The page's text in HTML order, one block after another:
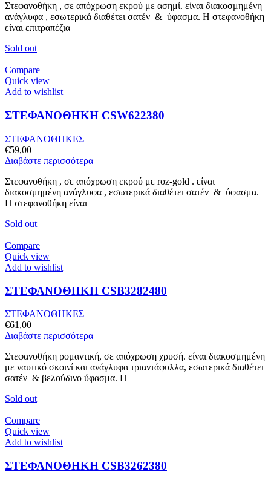
Στεφανοθήκη , σε απόχρωση εκρού με ασημί. είναι διακοσμημένη
ανάγλυφα , εσωτερικά διαθέτει σατέν & ύφασμα. Η στεφανοθήκη
είναι επιτραπέζια
Sold out
Compare
Quick view
Add to wishlist
ΣΤΕΦΑΝΟΘΗΚΗ CSW622380
ΣΤΕΦΑΝΟΘΗΚΕΣ
€59,00
Διαβάστε περισσότερα
Στεφανοθήκη , σε απόχρωση εκρού με roz-gold . είναι
διακοσμημένη ανάγλυφα , εσωτερικά διαθέτει σατέν & ύφασμα.
Η στεφανοθήκη είναι
Sold out
Compare
Quick view
Add to wishlist
ΣΤΕΦΑΝΟΘΗΚΗ CSB3282480
ΣΤΕΦΑΝΟΘΗΚΕΣ
€61,00
Διαβάστε περισσότερα
Στεφανοθήκη ρομαντική, σε απόχρωση χρυσή. είναι διακοσμημένη
με ναυτικό σκοινί και ανάγλυφα τριαντάφυλλα, εσωτερικά διαθέτει
σατέν & βελούδινο ύφασμα. Η
Sold out
Compare
Quick view
Add to wishlist
ΣΤΕΦΑΝΟΘΗΚΗ CSB3262380